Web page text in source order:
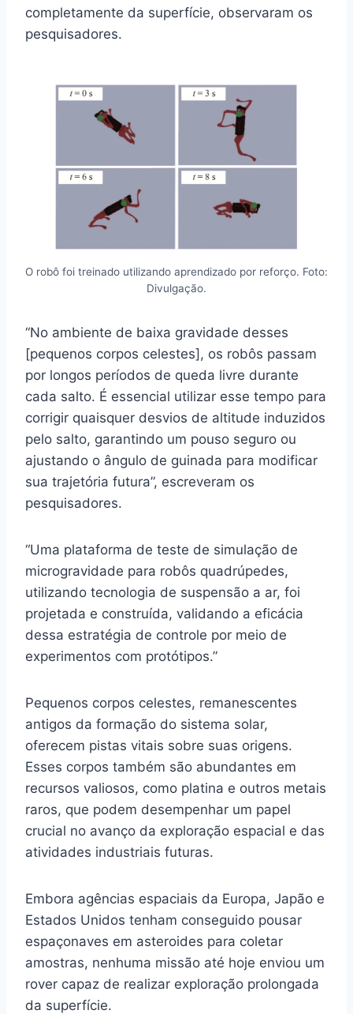
completamente da superfície, observaram os
pesquisadores.
O robô foi treinado utilizando aprendizado por reforço. Foto:
Divulgação.
“No ambiente de baixa gravidade desses
[pequenos corpos celestes], os robôs passam
por longos períodos de queda livre durante
cada salto. É essencial utilizar esse tempo para
corrigir quaisquer desvios de altitude induzidos
pelo salto, garantindo um pouso seguro ou
ajustando o ângulo de guinada para modificar
sua trajetória futura”, escreveram os
pesquisadores.
“Uma plataforma de teste de simulação de
microgravidade para robôs quadrúpedes,
utilizando tecnologia de suspensão a ar, foi
projetada e construída, validando a eficácia
dessa estratégia de controle por meio de
experimentos com protótipos.”
Pequenos corpos celestes, remanescentes
antigos da formação do sistema solar,
oferecem pistas vitais sobre suas origens.
Esses corpos também são abundantes em
recursos valiosos, como platina e outros metais
raros, que podem desempenhar um papel
crucial no avanço da exploração espacial e das
atividades industriais futuras.
Embora agências espaciais da Europa, Japão e
Estados Unidos tenham conseguido pousar
espaçonaves em asteroides para coletar
amostras, nenhuma missão até hoje enviou um
rover capaz de realizar exploração prolongada
da superfície.